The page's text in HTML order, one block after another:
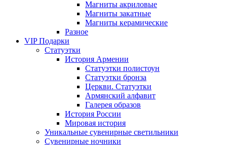
Магниты акриловые
Магниты закатные
Магниты керамические
Разное
VIP Подарки
Статуэтки
История Армении
Статуэтки полистоун
Статуэтки бронза
Церкви. Статуэтки
Армянский алфавит
Галерея образов
История России
Мировая история
Уникальные сувенирные светильники
Сувенирные ночники